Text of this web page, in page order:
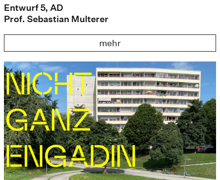
Entwurf 5, AD
Prof. Sebastian Multerer
mehr